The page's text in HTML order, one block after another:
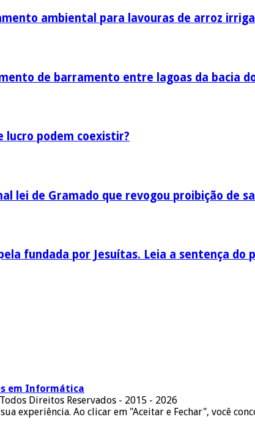
ambiental para lavouras de arroz
de barramento entre lagoas da bacia
lucro podem coexistir?
lei de Gramado que revogou proibição de
fundada por Jesuítas. Leia a sentença do
em Informática
Direitos Reservados - 2015 - 2026
experiência. Ao clicar em "Aceitar e Fechar", você